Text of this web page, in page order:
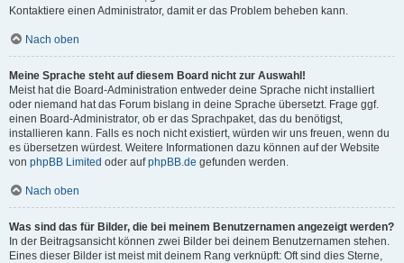
Kontaktiere einen Administrator, damit er das Problem beheben kann.
Nach oben
Meine Sprache steht auf diesem Board nicht zur Auswahl!
Meist hat die Board-Administration entweder deine Sprache nicht installiert
oder niemand hat das Forum bislang in deine Sprache übersetzt. Frage ggf.
einen Board-Administrator, ob er das Sprachpaket, das du benötigst,
installieren kann. Falls es noch nicht existiert, würden wir uns freuen, wenn du
es übersetzen würdest. Weitere Informationen dazu können auf der Website
von phpBB Limited oder aufphpBB.de gefunden werden.
Nach oben
Was sind das für Bilder, die bei meinem Benutzernamen angezeigt werden?
In der Beitragsansicht können zwei Bilder bei deinem Benutzernamen stehen.
Eines dieser Bilder ist meist mit deinem Rang verknüpft: Oft sind dies Sterne,